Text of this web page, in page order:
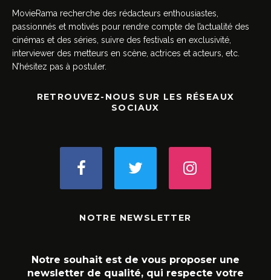
MovieRama recherche des rédacteurs enthousiastes,
passionnés et motivés pour rendre compte de l’actualité des
cinémas et des séries, suivre des festivals en exclusivité,
interviewer des metteurs en scène, actrices et acteurs, etc.
N’hésitez pas à postuler.
RETROUVEZ-NOUS SUR LES RÉSEAUX
SOCIAUX
NOTRE NEWSLETTER
Notre souhait est de vous proposer une
newsletter de qualité, qui respecte votre